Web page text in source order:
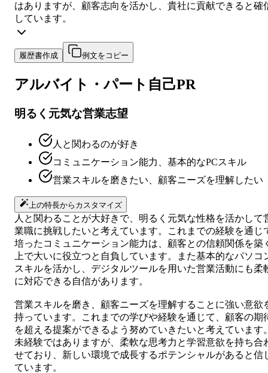
はありますが、顧客志向を活かし、貴社に貢献できると確
しています。
履歴書作成 例文をコピー
アルバイト・パート 自己PR
明るく元気な営業志望
人と関わるのが好き
コミュニケーション能力、基本的なPCスキル
営業スキルを磨きたい、顧客ニーズを理解したい
上の特長からカスタマイズ
人と関わることが大好きで、明るく元気な性格を活かして
業職に挑戦したいと考えています。これまでの経験を通じ
培ったコミュニケーション能力は、顧客との信頼関係を築
上で大いに役立つと自負しています。また基本的なパソコ
スキルを活かし、デジタルツールを用いた営業活動にも柔
に対応できる自信があります。
営業スキルを磨き、顧客ニーズを理解することに強い意欲
持っています。これまでの学びや経験を通じて、顧客の期
を超える提案ができるよう努めていきたいと考えています
未経験ではありますが、柔軟な思考力と学習意欲を持ち合
せており、新しい環境で成長するポテンシャルがあると信
ています。